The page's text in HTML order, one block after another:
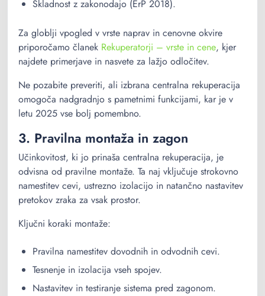
Skladnost z zakonodajo (ErP 2018).
Za globlji vpogled v vrste naprav in cenovne okvire
priporočamo članek Rekuperatorji – vrste in cene, kjer
najdete primerjave in nasvete za lažjo odločitev.
Ne pozabite preveriti, ali izbrana centralna rekuperacija
omogoča nadgradnjo s pametnimi funkcijami, kar je v
letu 2025 vse bolj pomembno.
3. Pravilna montaža in zagon
Učinkovitost, ki jo prinaša centralna rekuperacija, je
odvisna od pravilne montaže. Ta naj vključuje strokovno
namestitev cevi, ustrezno izolacijo in natančno nastavitev
pretokov zraka za vsak prostor.
Ključni koraki montaže:
Pravilna namestitev dovodnih in odvodnih cevi.
Tesnenje in izolacija vseh spojev.
Nastavitev in testiranje sistema pred zagonom.